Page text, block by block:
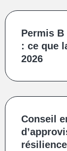
Permis B
: ce que
2026
Conseil